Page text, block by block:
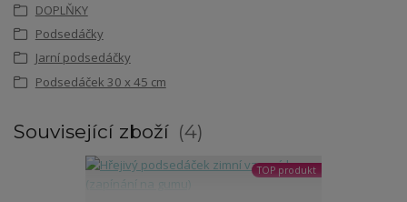
DOPLŇKY
Podsedáčky
Jarní podsedáčky
Podsedáček 30 x 45 cm
Související zboží 4
TOP produkt